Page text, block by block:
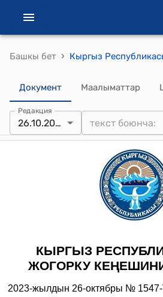
Башкы бет ›
Документ Маалыматтар
Редакция
26.10.2023